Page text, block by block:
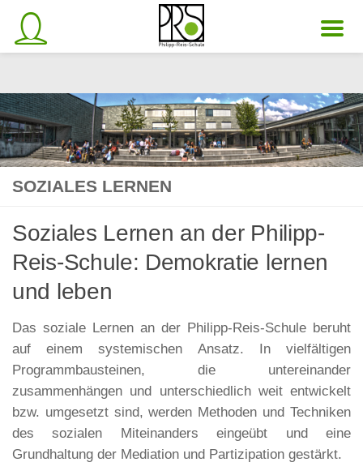
Unter dem Inhalt
SOZIALES LERNEN
Soziales Lernen an der Philipp-
Reis-Schule: Demokratie lernen
und leben
Das soziale Lernen an der Philipp-Reis-Schule beruht
auf einem systemischen Ansatz. In vielfältigen
Programmbausteinen, die untereinander
zusammenhängen und unterschiedlich weit entwickelt
bzw. umgesetzt sind, werden Methoden und Techniken
des sozialen Miteinanders eingeübt und eine
Grundhaltung der Mediation und Partizipation gestärkt.